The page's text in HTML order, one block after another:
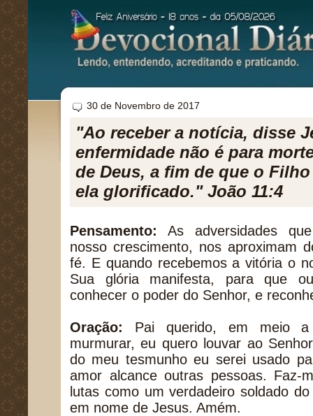
30 de Novembro de 2017
"Ao receber a notícia, disse
enfermidade não é para
de Deus, a fim de que o
ela glorificado." João 11:4
Pensamento: As adversidades
nosso crescimento, nos aproximam
fé. E quando recebemos a vitória o
Sua glória manifesta, para que
conhecer o poder do Senhor, e
Oração: Pai querido, em meio a
murmurar, eu quero louvar ao
do meu tesmunho eu serei usado
amor alcance outras pessoas. Faz-
lutas como um verdadeiro soldado
em nome de Jesus. Amém.